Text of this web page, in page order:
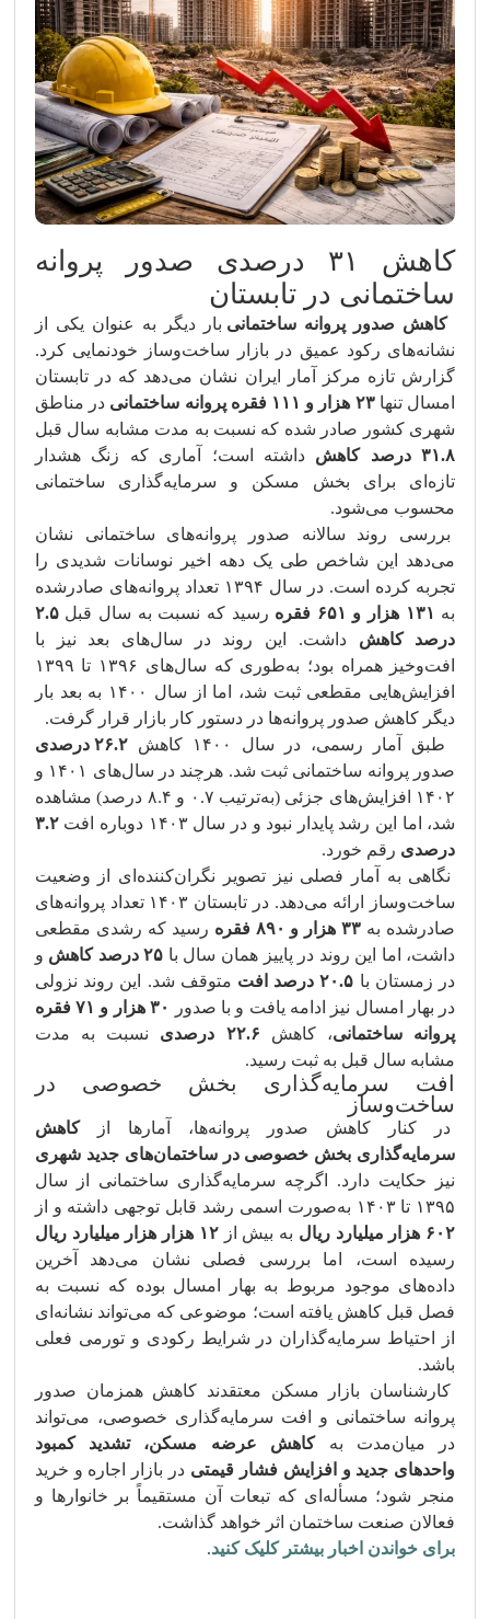
کاهش ۳۱ درصدی صدور پروانه
ساختمانی در تابستان
کاهش صدور پروانه ساختمانی بار دیگر به عنوان یکی از
نشانه‌های رکود عمیق در بازار ساخت‌وساز خودنمایی کرد.
گزارش تازه ‌ مرکز آمار ایران نشان می‌دهد که در تابستان
امسال تنها۲۳ هزار و ۱۱۱ فقره پروانه ساختمانی
در مناطق
شهری کشور صادر شده که نسبت به مدت مشابه سال قبل
۳۱.۸ درصد کاهش
داشته است؛ آماری که زنگ هشدار
تازه‌ای برای بخش مسکن و سرمایه‌گذاری ساختمانی
محسوب می‌شود.
بررسی روند سالانه صدور پروانه‌های ساختمانی نشان
می‌دهد این شاخص طی یک دهه اخیر نوسانات شدیدی را
تجربه کرده است. در سال ۱۳۹۴ تعداد پروانه‌های صادرشده
به ۱۳۱ هزار و ۶۵۱ فقره رسید که نسبت به سال قبل۲.۵
درصد کاهش داشت. این روند در سال‌های بعد نیز با
افت‌وخیز همراه بود؛ به‌طوری که سال‌های ۱۳۹۶ تا ۱۳۹۹
افزایش‌هایی مقطعی ثبت شد، اما از سال ۱۴۰۰ به بعد بار
دیگر کاهش صدور پروانه‌ها در دستور کار بازار قرار گرفت.
طبق آمار رسمی، در سال ۱۴۰۰ کاهش
۲۶.۲ درصدی
صدور پروانه ساختمانی ثبت شد. هرچند در سال‌های ۱۴۰۱ و
۱۴۰۲ افزایش‌های جزئی (به‌ترتیب ۰.۷ و ۸.۴ درصد) مشاهده
شد، اما این رشد پایدار نبود و در سال ۱۴۰۳ دوباره افت
۳.۲
درصدی رقم خورد.
نگاهی به آمار فصلی نیز تصویر نگران‌کننده‌ای از وضعیت
ساخت‌وساز ارائه می‌دهد. در تابستان ۱۴۰۳ تعداد پروانه‌های
صادرشده به ۳۳ هزار و ۸۹۰ فقره
رسید که رشدی مقطعی
داشت، اما این روند در پاییز همان سال با ۲۵ درصد کاهش
و
در زمستان با ۲۰.۵ درصد افت
متوقف شد. این روند نزولی
در بهار امسال نیز ادامه یافت و با صدور
۳۰ هزار و ۷۱ فقره
پروانه ساختمانی، کاهش ۲۲.۶ درصدی
نسبت به مدت
مشابه سال قبل به ثبت رسید.
افت سرمایه‌گذاری بخش خصوصی در
ساخت‌وساز
در کنار کاهش صدور پروانه‌ها، آمارها ازکاهش
سرمایه‌گذاری بخش خصوصی در ساختمان‌های جدید شهری
نیز حکایت دارد. اگرچه سرمایه‌گذاری ساختمانی از سال
۱۳۹۵ تا ۱۴۰۳ به‌صورت اسمی رشد قابل توجهی داشته و از
۶۰۲ هزار میلیارد ریال
به بیش از۱۲ هزار هزار میلیارد ریال
رسیده است، اما بررسی فصلی نشان می‌دهد آخرین
داده‌های موجود مربوط به بهار امسال بوده که نسبت به
فصل قبل کاهش یافته است؛ موضوعی که می‌تواند نشانه‌ای
از احتیاط سرمایه‌گذاران در شرایط رکودی و تورمی فعلی
باشد.
کارشناسان بازار مسکن معتقدند کاهش همزمان صدور
پروانه ساختمانی و افت سرمایه‌گذاری خصوصی، می‌تواند
در میان‌مدت بهکاهش عرضه مسکن، تشدید کمبود
واحدهای جدید و افزایش فشار قیمتی در بازار اجاره و خرید
منجر شود؛ مسأله‌ای که تبعات آن مستقیماً بر خانوارها و
فعالان صنعت ساختمان اثر خواهد گذاشت.
برای خواندن اخبار بیشتر کلیک کنید.